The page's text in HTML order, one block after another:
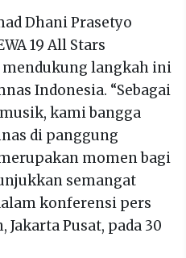
Dhani Prasetyo
19 All Stars
langkah ini
Indonesia. “Sebagai
kami bangga
di panggung
momen bagi
semangat
konferensi pers
Jakarta Pusat, pada 30